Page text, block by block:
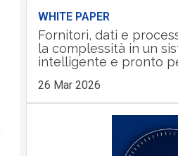
WHITE PAPER
Fornitori, dati e
la complessità in un
intelligente e pronto
26 Mar 2026